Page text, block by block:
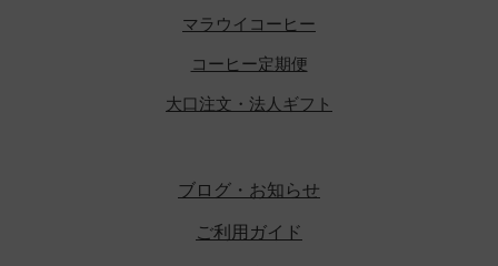
マラウイコーヒー
コーヒー定期便
大口注文・法人ギフト
ブログ・お知らせ
ご利用ガイド